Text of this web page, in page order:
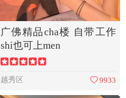
广佛精品cha楼 自带工作
shi也可上men
越秀区 9933